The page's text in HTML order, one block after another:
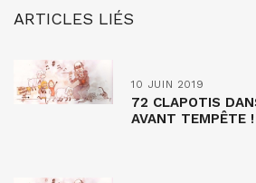
ARTICLES LIÉS
10 JUIN 2019
72 CLAPOTIS
AVANT TEMPÊTE !